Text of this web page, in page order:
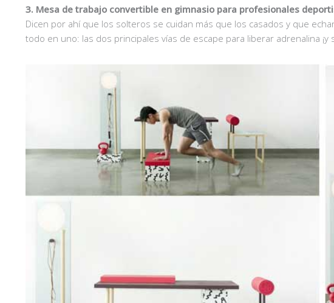
3. Mesa de trabajo convertible en gimnasio para profesionales
Dicen por ahí que los solteros se cuidan más que los casados y que
todo en uno: las dos principales vías de escape para liberar adrenalina ¡y